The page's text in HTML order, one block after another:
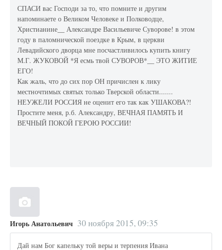
СПАСИ вас Господи за то, что помните и другим
напоминаете о Великом Человеке и Полководце,
Христианине__ Александре Васильевиче Суворове! в этом
году в паломнической поездке в Крым, в церкви
Левадийского дворца мне посчастливилось купить книгу
М.Г. ЖУКОВОЙ *Я есмь твой СУВОРОВ*__ ЭТО ЖИТИЕ
ЕГО!
Как жаль, что до сих пор ОН причислен к лику
местночтимых святых только Тверской области.......
НЕУЖЕЛИ РОССИЯ не оценит его так как УШАКОВА?!
Простите меня, р.б. Александру, ВЕЧНАЯ ПАМЯТЬ И
ВЕЧНЫЙ ПОКОЙ ГЕРОЮ РОССИИ!
Игорь Анатольевич 30 ноября 2015, 09:35
Дай нам Бог капельку той веры и терпения Ивана